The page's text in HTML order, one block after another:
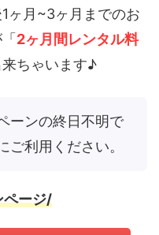
ヶ月~3ヶ月までのお
2ヶ月間レンタル料
来ちゃいます♪
ーンの終日不明で
ご利用ください。
ページ/